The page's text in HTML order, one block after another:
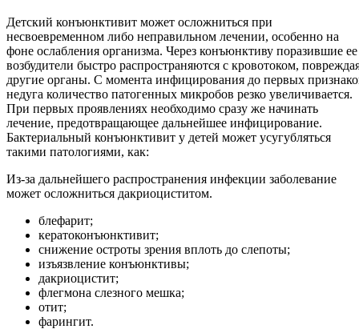
Детский конъюнктивит может осложниться при
несвоевременном либо неправильном лечении, особенно на
фоне ослабления организма. Через конъюнктиву поразившие ее
возбудители быстро распространяются с кровотоком,
другие органы. С момента инфицирования до первых
недуга количество патогенных микробов резко увеличивается.
При первых проявлениях необходимо сразу же начинать
лечение, предотвращающее дальнейшее инфицирование.
Бактериальный конъюнктивит у детей может усугубляться
такими патологиями, как:
Из-за дальнейшего распространения инфекции заболевание
может осложниться дакриоциститом.
блефарит;
кератоконъюнктивит;
снижение остроты зрения вплоть до слепоты;
изъязвление конъюнктивы;
дакриоцистит;
флегмона слезного мешка;
отит;
фарингит.